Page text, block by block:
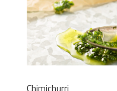
Chimichurri